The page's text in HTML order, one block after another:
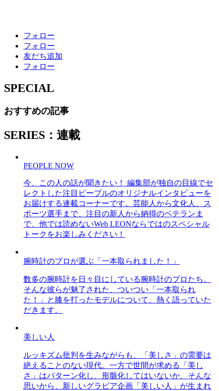
フォロー
フォロー
友だち追加
フォロー
SPECIAL
おすすめの記事
SERIES：連載
PEOPLE NOW
今、この人の話が聞きたい！ 編集部が独自の目線でセ
レクトした注目ピープルのオリジナルインタビューを
お届けする連載コーナーです。芸能人から文化人、ス
ポーツ選手まで、注目の新人から納得のベテランま
で、他では読めないWeb LEONならではのスペシャル
トークをお楽しみください！
腕時計のプロが選ぶ「一本取られました！」
数多の腕時計を日々目にしている腕時計のプロたち。
そんな彼らが魅了された、ついつい「一本取られ
た！」と膝を打ったモデルについて、熱く語っていた
だきます。
美しい人
ルッキズム批判を生みながらも、「美しさ」の需要は
絶えることのない現代。一方で世間が求める「美し
さ」はパターン化し、形骸化してはいないか、そんな
思いから、新しいグラビア企画「美しい人」が生まれ